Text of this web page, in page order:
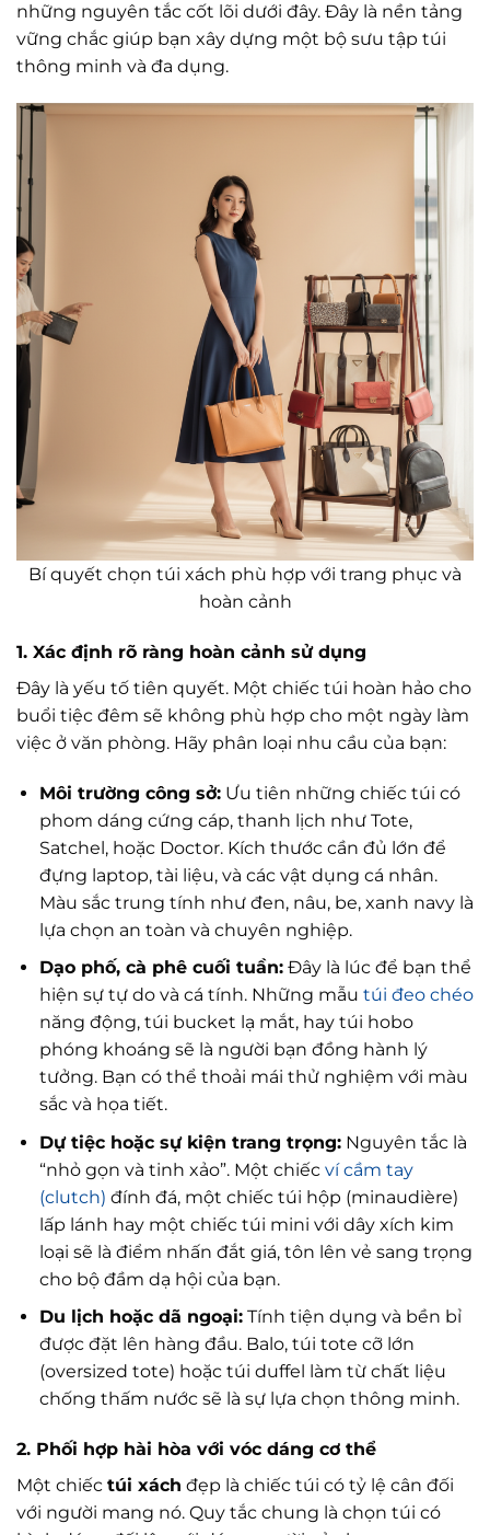
những nguyên tắc cốt lõi dưới đây. Đây là nền tảng
vững chắc giúp bạn xây dựng một bộ sưu tập túi
thông minh và đa dụng.
Bí quyết chọn túi xách phù hợp với trang phục và
hoàn cảnh
1. Xác định rõ ràng hoàn cảnh sử dụng
Đây là yếu tố tiên quyết. Một chiếc túi hoàn hảo cho
buổi tiệc đêm sẽ không phù hợp cho một ngày làm
việc ở văn phòng. Hãy phân loại nhu cầu của bạn:
Môi trường công sở:Ưu tiên những chiếc túi có
phom dáng cứng cáp, thanh lịch như Tote,
Satchel, hoặc Doctor. Kích thước cần đủ lớn để
đựng laptop, tài liệu, và các vật dụng cá nhân.
Màu sắc trung tính như đen, nâu, be, xanh navy là
lựa chọn an toàn và chuyên nghiệp.
Dạo phố, cà phê cuối tuần:Đây là lúc để bạn thể
hiện sự tự do và cá tính. Những mẫu túi đeo chéo
năng động, túi bucket lạ mắt, hay túi hobo
phóng khoáng sẽ là người bạn đồng hành lý
tưởng. Bạn có thể thoải mái thử nghiệm với màu
sắc và họa tiết.
Dự tiệc hoặc sự kiện trang trọng:Nguyên tắc là
“nhỏ gọn và tinh xảo”. Một chiếc ví cầm tay
(clutch) đính đá, một chiếc túi hộp (minaudière)
lấp lánh hay một chiếc túi mini với dây xích kim
loại sẽ là điểm nhấn đắt giá, tôn lên vẻ sang trọng
cho bộ đầm dạ hội của bạn.
Du lịch hoặc dã ngoại:Tính tiện dụng và bền bỉ
được đặt lên hàng đầu. Balo, túi tote cỡ lớn
(oversized tote) hoặc túi duffel làm từ chất liệu
chống thấm nước sẽ là sự lựa chọn thông minh.
2. Phối hợp hài hòa với vóc dáng cơ thể
Một chiếc túi xách đẹp là chiếc túi có tỷ lệ cân đối
với người mang nó. Quy tắc chung là chọn túi có